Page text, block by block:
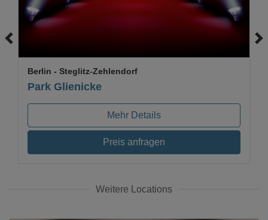
Park Glienicke
Berlin - Steglitz-Zehlendorf
Mehr Details
Preis anfragen
Weitere Locations